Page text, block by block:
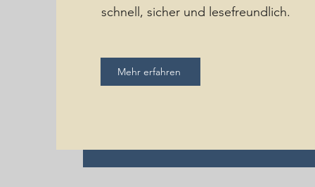
schnell, sicher und lesefreundlich.
Mehr erfahren